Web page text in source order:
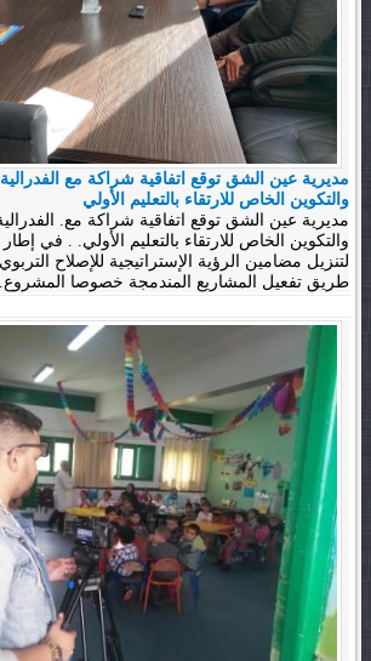
مديرية عين الشق توقع اتفاقية شراكة مع الفدرالية
والتكوين الخاص للارتقاء بالتعليم الأولي
مديرية عين الشق توقع اتفاقية شراكة مع. الفدرالية
والتكوين الخاص للارتقاء بالتعليم الأولي. . في
طريق تفعيل المشاريع المندمجة خصوصا